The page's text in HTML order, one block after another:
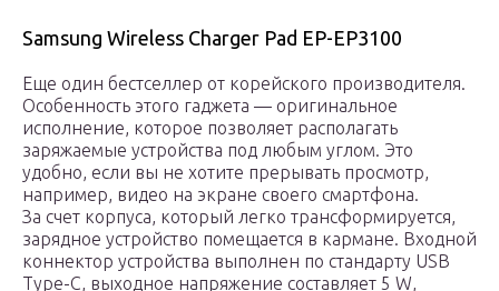
Samsung Wireless Charger Pad EP-EP3100
Еще один бестселлер от корейского производителя.
Особенность этого гаджета — оригинальное
исполнение, которое позволяет располагать
заряжаемые устройства под любым углом. Это
удобно, если вы не хотите прерывать просмотр,
например, видео на экране своего смартфона.
За счет корпуса, который легко трансформируется,
зарядное устройство помещается в кармане. Входной
коннектор устройства выполнен по стандарту USB
Type-C, выходное напряжение составляет 5 W,